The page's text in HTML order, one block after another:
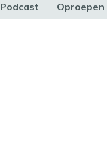
Podcast Oproepen